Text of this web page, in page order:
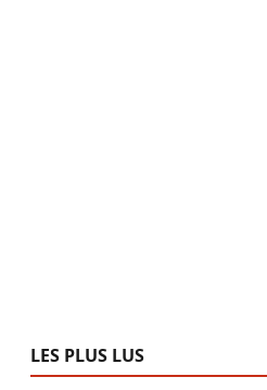
LES PLUS LUS